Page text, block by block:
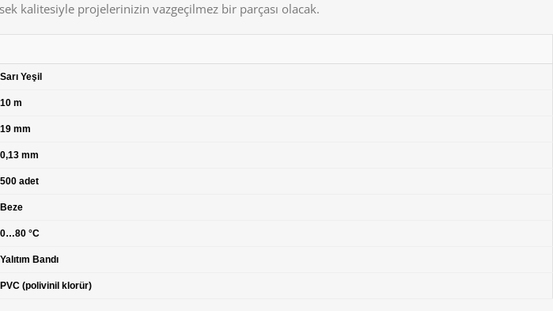
kalitesiyle projelerinizin vazgeçilmez bir parçası olacak.
Sarı Yeşil
10 m
19 mm
0,13 mm
500 adet
Beze
0…80 °C
Yalıtım Bandı
PVC (polivinil klorür)